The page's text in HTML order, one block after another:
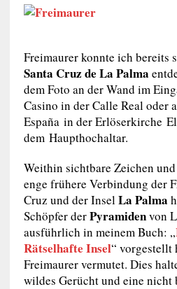
Freimaurer konnte ich bereits
Santa Cruz de La Palma
dem Foto an der Wand im
Casino in der Calle Real oder
España in der Erlöserkirche
dem Haupthochaltar.
Weithin sichtbare Zeichen
enge frühere Verbindung der
Cruz und der InselLa Palma
Schöpfer derPyramidenvon
ausführlich in meinem Buch: „
Rätselhafte Insel“ vorgestellt
Freimaurer vermutet. Dies
wildes Gerücht und eine nicht